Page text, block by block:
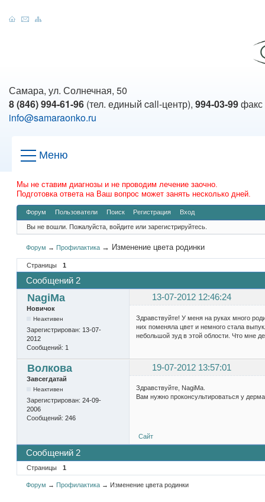
Самара, ул. Солнечная, 50
8 (846) 994-61-96 (тел. единый call-центр), 994-03-99факс
info@samaraonko.ru
Меню
Мы не ставим диагнозы и не проводим лечение заочно.
Подготовка ответа на Ваш вопрос может занять несколько дней.
Форум Пользователи Поиск Регистрация Вход
Вы не вошли. Пожалуйста, войдите или зарегистрируйтесь.
Форум → Профилактика → Изменение цвета родинки
Страницы 1
Сообщений 2
NagiMa 13-07-2012 12:46:24
Новичок
Неактивен
Зарегистрирован: 13-07-
2012
Сообщений: 1
Здравствуйте! У меня на руках много
них поменяла цвет и немного стала
небольшой зуд в этой облости. Что мне
Волкова 19-07-2012 13:57:01
Завсегдатай
Неактивен
Зарегистрирован: 24-09-
2006
Сообщений: 246
Здравствуйте, NagiMa.
Вам нужно проконсультироваться у
Сайт
Сообщений 2
Страницы 1
Форум → Профилактика → Изменение цвета родинки